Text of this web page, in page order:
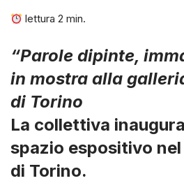
lettura2 min.
“Parole dipinte,
in mostra alla
di Torino
La collettiva
spazio espositivo
di Torino.